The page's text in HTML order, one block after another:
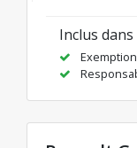
Inclus